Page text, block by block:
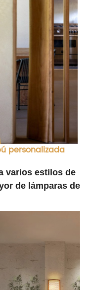
personalizada
varios estilos de
de lámparas de